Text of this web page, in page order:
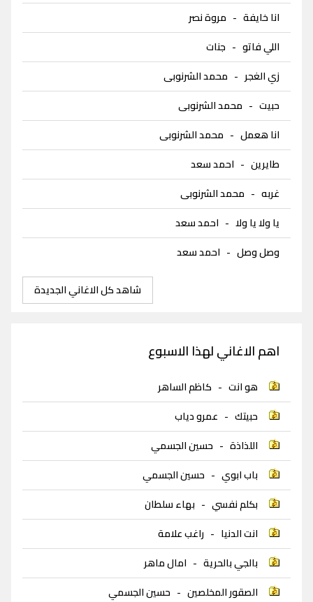
انا خايفة - مروة نصر
اللي فاتو - جنات
زي الغجر - محمد الشرنوبى
حبيت - محمد الشرنوبى
انا هعمل - محمد الشرنوبى
طايرين - احمد سعد
غربه - محمد الشرنوبى
يا ولا يا ولا - احمد سعد
وصل وصل - احمد سعد
شاهد كل الاغاني الجديدة
اهم الاغاني لهذا الاسبوع
هو انت - كاظم الساهر
حبيتك - عمرو دياب
اللذاذة - حسين الجسمي
باب ابوي - حسين الجسمي
بكلم نفسي - بهاء سلطان
انت الدنيا - راغب علامة
بالجي بالحرية - امال ماهر
الصقور المخلصين - حسين الجسمي